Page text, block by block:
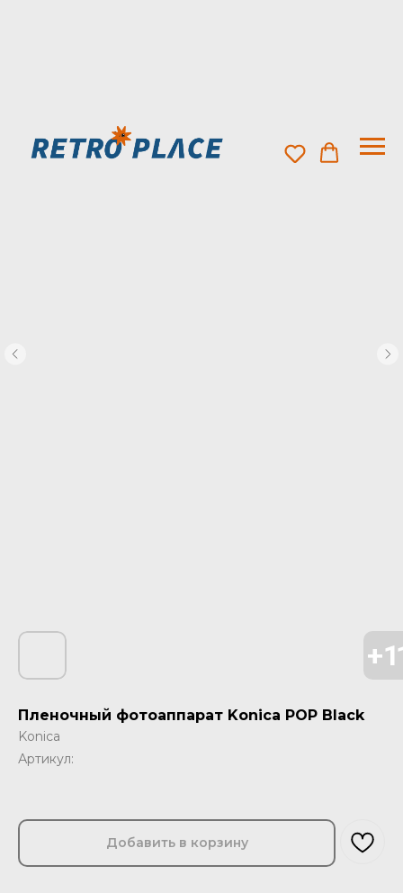
Пленочный фотоаппарат Konica POP Black
Konica
Артикул:
Добавить в корзину